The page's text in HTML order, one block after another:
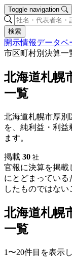
Toggle navigation
検索
開示情報データベ
市区町村別決算一
北海道札幌
一覧
北海道札幌市厚別
を、純利益・利
ます。
掲載 30 社
官報に決算を掲載
にとどまっている
したものではな
北海道札幌
一覧
1〜20件目を表示